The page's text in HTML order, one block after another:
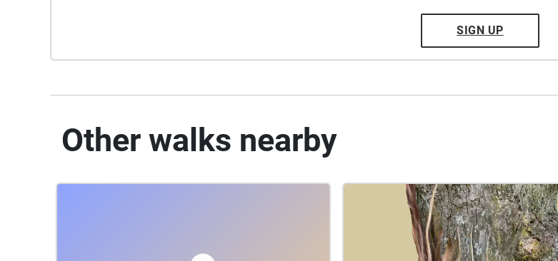
SIGN UP
Other walks nearby